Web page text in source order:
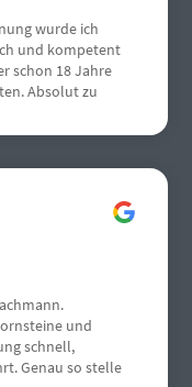
wurde ich
und kompetent
schon 18 Jahre
Absolut zu
und
schnell,
Genau so stelle